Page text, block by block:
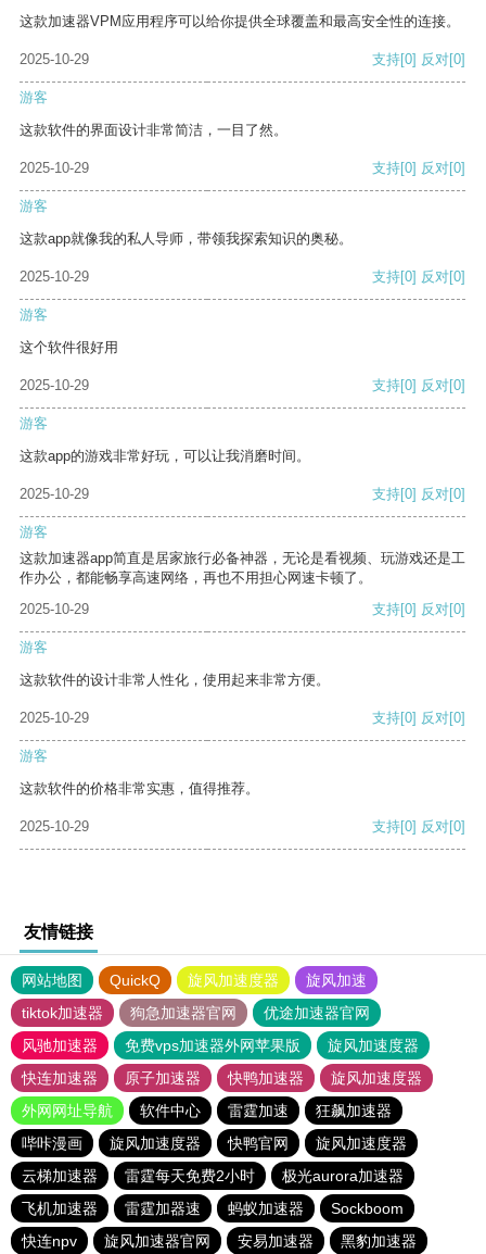
这款加速器VPM应用程序可以给你提供全球覆盖和最高安全性的连接。
2025-10-29 支持[0] 反对[0]
游客
这款软件的界面设计非常简洁，一目了然。
2025-10-29 支持[0] 反对[0]
游客
这款app就像我的私人导师，带领我探索知识的奥秘。
2025-10-29 支持[0] 反对[0]
游客
这个软件很好用
2025-10-29 支持[0] 反对[0]
游客
这款app的游戏非常好玩，可以让我消磨时间。
2025-10-29 支持[0] 反对[0]
游客
这款加速器app简直是居家旅行必备神器，无论是看视频、玩游戏还是工
作办公，都能畅享高速网络，再也不用担心网速卡顿了。
2025-10-29
支持[0] 反对[0]
游客
这款软件的设计非常人性化，使用起来非常方便。
2025-10-29 支持[0] 反对[0]
游客
这款软件的价格非常实惠，值得推荐。
2025-10-29 支持[0] 反对[0]
友情链接
网站地图 QuickQ 旋风加速度器
旋风加速
tiktok加速器
狗急加速器官网
优途加速器官网
风驰加速器
免费vps加速器外网苹果版
旋风加速度器
快连加速器
原子加速器 快鸭加速器
旋风加速度器
外网网址导航
软件中心 雷霆加速
狂飙加速器
哔咔漫画
旋风加速度器 快鸭官网
旋风加速度器
云梯加速器
雷霆每天免费2小时
极光aurora加速器
飞机加速器
雷霆加器速 蚂蚁加速器
Sockboom
快连npv
旋风加速器官网 安易加速器 黑豹加速器